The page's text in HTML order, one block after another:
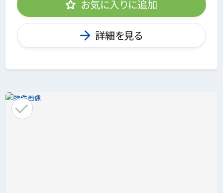
お気に入りに追加
詳細を見る